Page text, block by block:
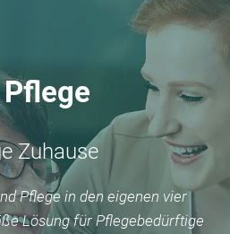
Zuhause
Pflege in den eigenen vier
Lösung für Pflegebedürftige